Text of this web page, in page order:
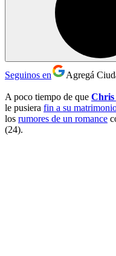
Seguinos en Agregá
A poco tiempo de que
le pusiera fin a su
los rumores de un romance
(24).